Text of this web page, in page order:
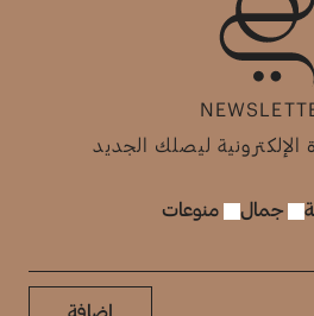
الإلكترونية ليصلك الجديد
جمال منوعات
إضافة